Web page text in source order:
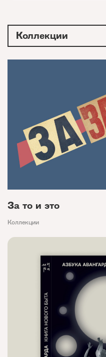
Коллекции
За то и это
Коллекции